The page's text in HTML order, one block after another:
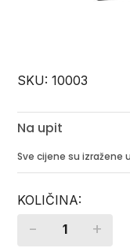
SKU:10003
Na upit
Sve cijene su izražene
Quantity
- +